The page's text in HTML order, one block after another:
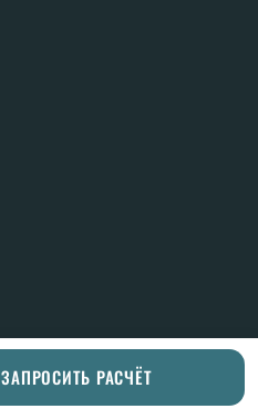
ЗАПРОСИТЬ РАСЧЁТ